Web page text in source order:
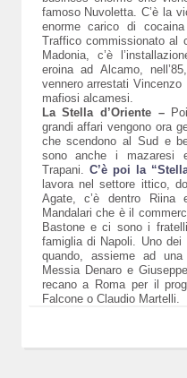
famoso Nuvoletta. C’è la
enorme carico di
Traffico commissionato al
Madonia, c’è
eroina ad Alcamo,
vennero arrestati
mafiosi alcamesi.
La Stella d’Oriente –Poi
grandi affari vengono ora
che scendono al Sud e
sono anche i mazaresi
Trapani. C’è poi la
lavora nel settore ittico,
Agate, c’è dentro Riina
Mandalari che è il
Bastone e ci sono i
famiglia di Napoli. Uno
quando, assieme ad
Messia Denaro e
recano a Roma per il
Falcone o Claudio Martelli.